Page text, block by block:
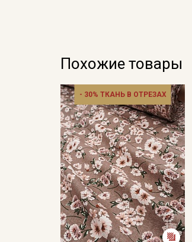
Похожие товары
- 30% ТКАНЬ В ОТРЕЗАХ